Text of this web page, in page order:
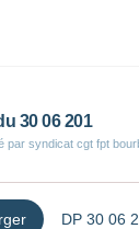
30 06 201
par syndicat cgt fpt
DP 30 06